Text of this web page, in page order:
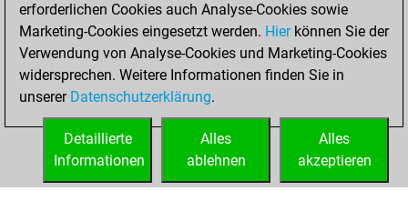
blitz games
Play
You scored +1
=0 -0 in blitz
You created
your Studies account
Studies
erforderlichen Cookies auch Analyse-Cookies sowie
Marketing-Cookies eingesetzt werden. Hierkönnen Sie der
Verwendung von Analyse-Cookies und Marketing-Cookies
widersprechen. Weitere Informationen finden Sie in
unserer Datenschutzerklärung.
Alles
akzeptieren
Alles
ablehnen
Detaillierte
Informationen